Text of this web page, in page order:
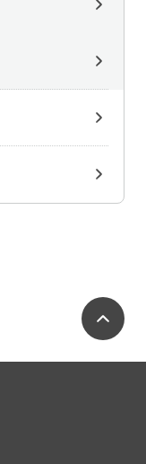
人 福島県立医科大学